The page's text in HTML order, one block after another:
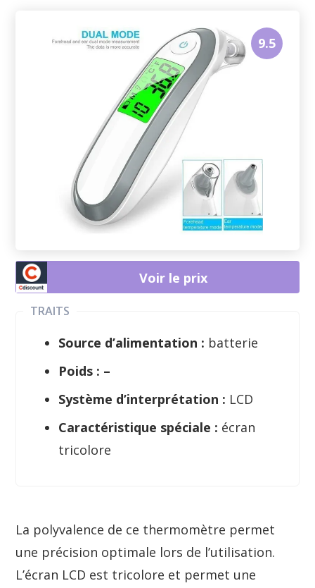
TRAITS
Source d’alimentation : batterie
Poids : –
Système d’interprétation : LCD
Caractéristique spéciale : écran
tricolore
9.5
Voir le prix
La polyvalence de ce thermomètre permet
une précision optimale lors de l’utilisation.
L’écran LCD est tricolore et permet une